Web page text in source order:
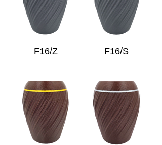
F16/Z F16/S